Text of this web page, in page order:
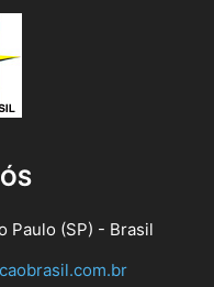
Paulo (SP) - Brasil